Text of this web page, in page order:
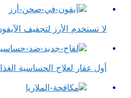
لا تستخدم الأرز لتجفيف
أول عقار لعلاج الحساسية